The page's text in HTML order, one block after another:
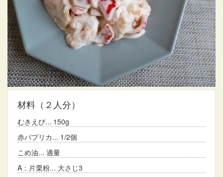
材料 （２人分）
むきえび
150g
赤パプリカ
1/2個
こめ油
適量
A：片栗粉
大さじ3